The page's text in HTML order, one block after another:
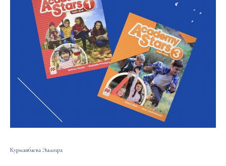
Курманбаева Эльмира